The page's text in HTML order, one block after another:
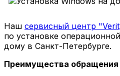
Наш сервисный центр
по установке
дому в Санкт-Петербурге.
Преимущества обращения